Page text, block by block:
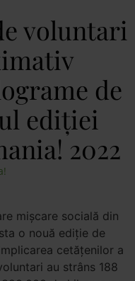
voluntari
de
ediției
2022
mișcare socială din
o nouă ediție de
cetățenilor a
au strâns 188